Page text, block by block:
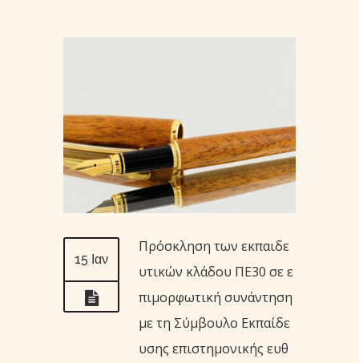
15 Ιαν
Πρόσκληση των εκπαιδε
υτικών κλάδου ΠΕ30 σε ε
πιμορφωτική συνάντηση
με τη Σύμβουλο Εκπαίδε
υσης επιστημονικής ευθ